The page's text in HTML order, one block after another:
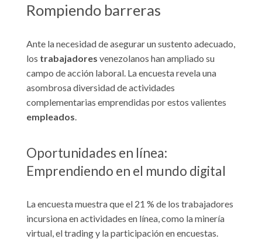
Rompiendo barreras
Ante la necesidad de asegurar un sustento adecuado,
los trabajadores venezolanos han ampliado su
campo de acción laboral. La encuesta revela una
asombrosa diversidad de actividades
complementarias emprendidas por estos valientes
empleados
Oportunidades en línea:
Emprendiendo en el mundo digital
La encuesta muestra que el 21 % de los trabajadores
incursiona en actividades en línea, como la minería
virtual, el trading y la participación en encuestas.